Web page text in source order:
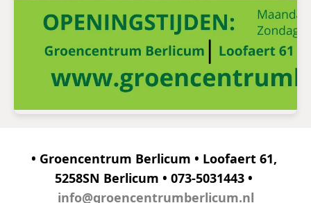
• Groencentrum Berlicum • Loofaert 61,
info@groencentrumberlicum.nl